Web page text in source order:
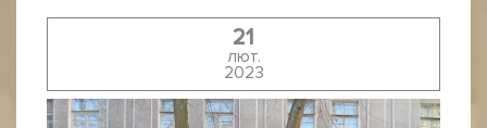
21
лют.
2023